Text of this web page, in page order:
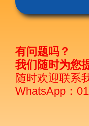
涅磐祖传平板电脑
有问题吗？
我们随时为您
随时欢迎联系
WhatsApp：